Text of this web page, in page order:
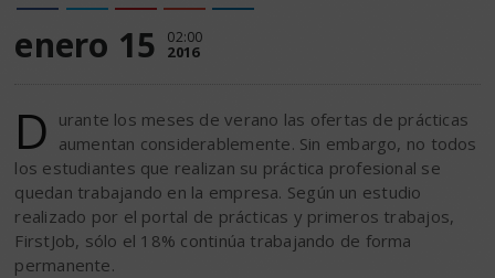
enero 15 02:00
2016
D urante los meses de verano las ofertas de prácticas
aumentan considerablemente. Sin embargo, no todos
los estudiantes que realizan su práctica profesional se
quedan trabajando en la empresa. Según un estudio
realizado por el portal de prácticas y primeros trabajos,
FirstJob, sólo el 18% continúa trabajando de forma
permanente.